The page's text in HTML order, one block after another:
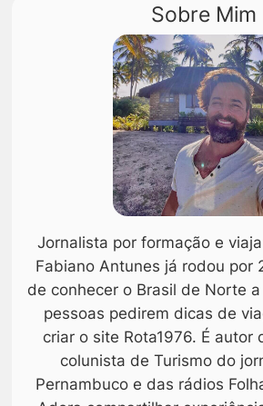
Sobre Mim
Jornalista por formação e
Fabiano Antunes já rodou por
de conhecer o Brasil de Norte
pessoas pedirem dicas de
criar o site Rota1976. É autor
colunista de Turismo do
Pernambuco e das rádios